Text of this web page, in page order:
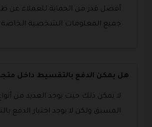
أفضل قدر من الحماية للعملاء عن
جميع المعلومات الشخصية الخاصة
هل يمكن الدفع بالتقسيط داخل متجر
لا يمكن ذلك حيث يوجد العديد من
المسبق ولكن لا يوجد اختيار الدفع